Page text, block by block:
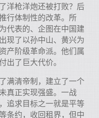
洋枪洋炮还被打败？后
行体制性的改革。所
代表的、企图在中国建
现了以孙中山、黄兴为
产阶级革命派。他们属
出了巨大代价。
满清帝制，建立了一个
真正实现强盛。一战
追求目标之一就是平等
条约，收回租界，但中